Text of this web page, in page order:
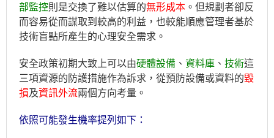
部監控則是交換了難以估算的無形成本 。但規劃者卻反
而容易從而謀取到較高的利益，也較能順應管理者基於
技術盲點所產生的心理安全需求。
安全政策初期大致上可以由硬體設備 、 資料庫 、 技術這
三項資源的防護措施作為訴求，從預防設備或資料的毀
損及資訊外流兩個方向考量。
依照可能發生機率提列如下：